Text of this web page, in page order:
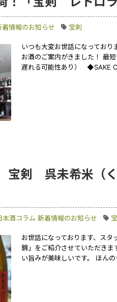
着情報のお知らせ 宝剣
いつも大変お世話になってお
お酒のご案内がきました！ 最
遅れる可能性あり） ◆SAKE
】宝剣 呉未希米（
本酒コラム 新着情報のお知らせ
お世話になっております、ス
錦」をご紹介させていただき
い旨みが美味しいです。 ほん